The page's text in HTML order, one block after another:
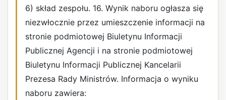
6) skład zespołu. 16. Wynik naboru ogłasza się
niezwłocznie przez umieszczenie informacji na
stronie podmiotowej Biuletynu Informacji
Publicznej Agencji i na stronie podmiotowej
Biuletynu Informacji Publicznej Kancelarii
Prezesa Rady Ministrów. Informacja o wyniku
naboru zawiera: